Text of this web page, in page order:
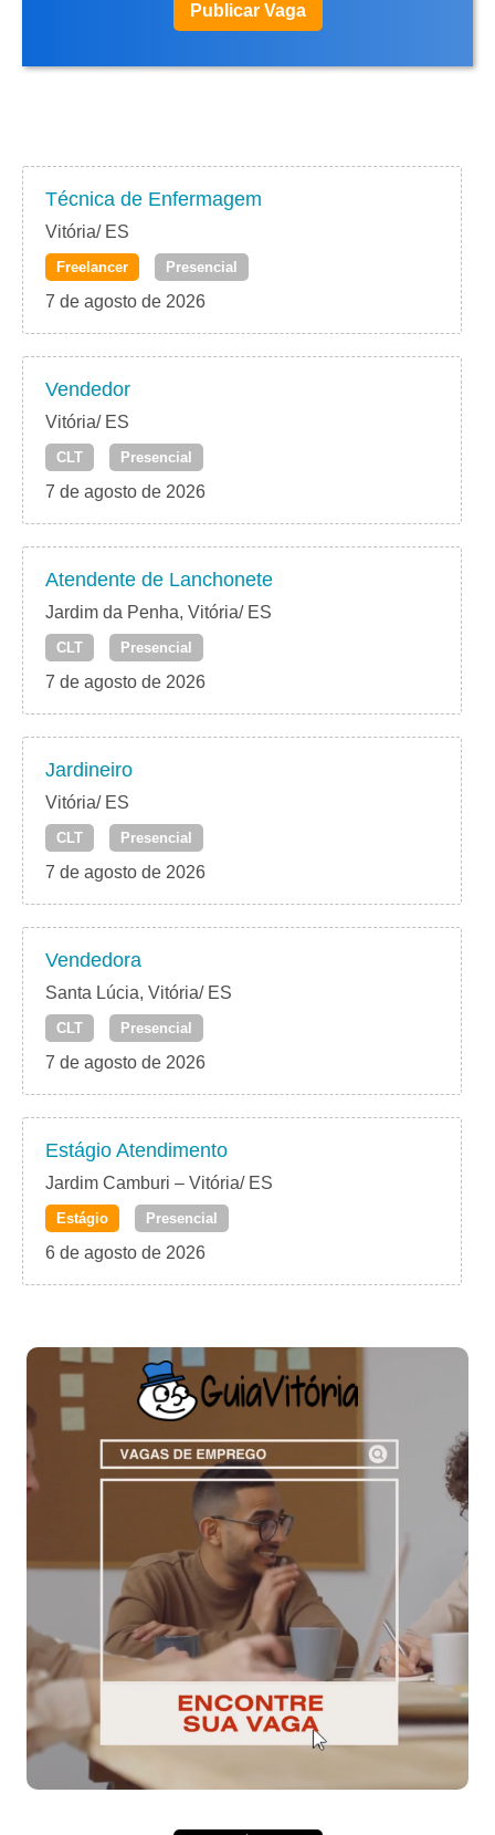
Publicar Vaga
Técnica de Enfermagem
Vitória/ ES
Freelancer Presencial
7 de agosto de 2026
Vendedor
Vitória/ ES
CLT Presencial
7 de agosto de 2026
Atendente de Lanchonete
Jardim da Penha, Vitória/ ES
CLT Presencial
7 de agosto de 2026
Jardineiro
Vitória/ ES
CLT Presencial
7 de agosto de 2026
Vendedora
Santa Lúcia, Vitória/ ES
CLT Presencial
7 de agosto de 2026
Estágio Atendimento
Jardim Camburi – Vitória/ ES
Estágio Presencial
6 de agosto de 2026